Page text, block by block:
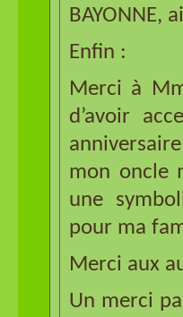
BAYONNE,
Enfin :
Merci à
d’avoir
mon oncle
une
pour ma
Merci aux
Un merci